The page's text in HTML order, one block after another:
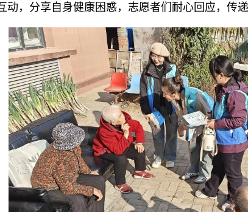
动，分享自身健康困惑，志愿者们耐心回应，传递